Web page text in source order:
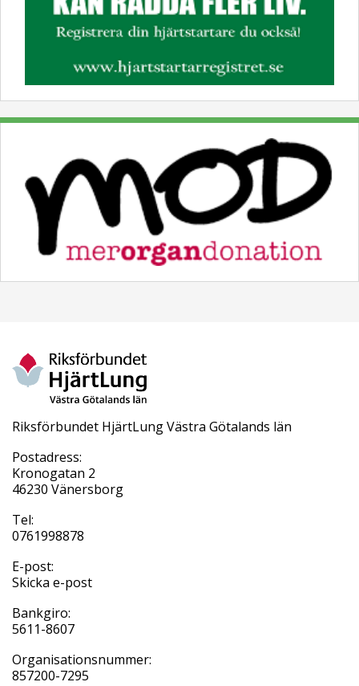
Riksförbundet HjärtLung Västra Götalands län
Postadress:
Kronogatan 2
46230 Vänersborg
Tel:
0761998878
E-post:
Skicka e-post
Bankgiro:
5611-8607
Organisationsnummer:
857200-7295